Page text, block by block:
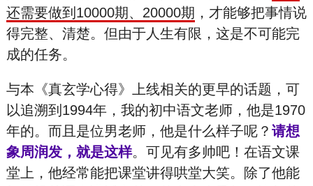
还需要做到10000期、20000期 ，才能够把事情说
得完整、清楚。但由于人生有限，这是不可能完
成的任务。
与本《真玄学心得》上线相关的更早的话题，可
以追溯到1994年，我的初中语文老师，他是1970
年的。而且是位男老师，他是什么样子呢？ 请想
象周润发，就是这样。可见有多帅吧！在语文课
堂上，他经常能把课堂讲得哄堂大笑。除了他能